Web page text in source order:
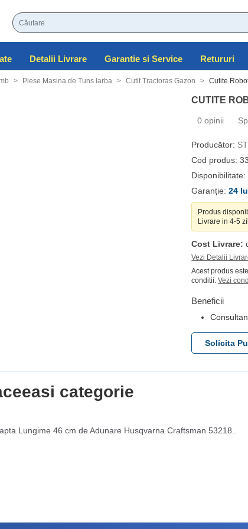
Detalii Livrare Garantie si Service Retururi
Piese Masina de Tuns Iarba Cutit Tractoras Gazon Cutite
CUTITE
0 opinii
Producător:
Cod produs:
Disponibilitate:
Garanție:24
Produs
Livrare in 4-5
Cost Livrare:
Vezi Detalii
Acest produs
conditii.Vezi
Beneficii
Solicita
categorie
Lungime 46 cm de Adunare Husqvarna Craftsman 53218..